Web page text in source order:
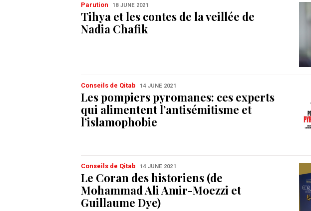
Parution 18 JUNE 2021
Tihya et les contes de la veillée de
Nadia Chafik
Conseils de Qitab 14 JUNE 2021
Les pompiers pyromanes: ces experts
qui alimentent l’antisémitisme et
l’islamophobie
Conseils de Qitab 14 JUNE 2021
Le Coran des historiens (de
Mohammad Ali Amir-Moezzi et
Guillaume Dye)